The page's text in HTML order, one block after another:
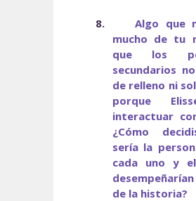
8.
Algo que
mucho de tu
que los
secundarios
de relleno ni
porque
interactuar
¿Cómo
sería la
cada uno y
de la historia?